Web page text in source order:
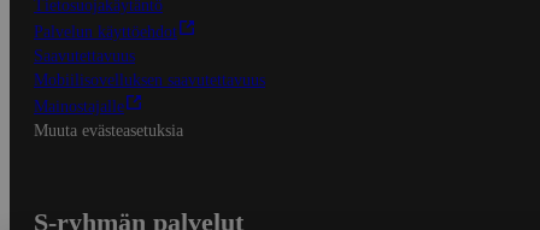
Tietosuojakäytäntö
Palvelun käyttöehdot
Saavutettavuus
Mobiilisovelluksen saavutettavuus
Mainostajalle
Muuta evästeasetuksia
S-ryhmän palvelut